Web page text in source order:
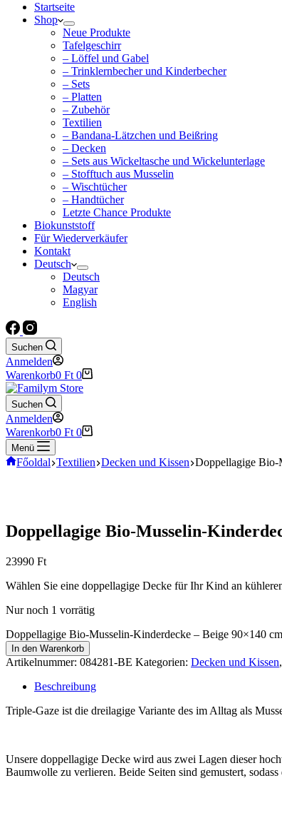
Startseite
Shop
Neue Produkte
Tafelgeschirr
– Löffel und Gabel
– Trinklernbecher und Kinderbecher
– Sets
– Platten
– Zubehör
Textilien
– Bandana-Lätzchen und Beißring
– Decken
– Sets aus Wickeltasche und Wickelunterlage
– Stofftuch aus Musselin
– Wischtücher
– Handtücher
Letzte Chance Produkte
Biokunststoff
Für Wiederverkäufer
Kontakt
Deutsch
Deutsch
Magyar
English
Suchen
Anmelden
Warenkorb0 Ft 0
Suchen
Anmelden
Warenkorb0 Ft 0
Menü
Főoldal Textilien Decken und Kissen Doppellagige Bio-
Doppellagige Bio-Musselin-
23990 Ft
Wählen Sie eine doppellagige Decke für Ihr Kind an
Nur noch 1 vorrätig
Doppellagige Bio-Musselin-Kinderdecke – Beige 90×140
In den Warenkorb
Artikelnummer: 084281-BE Kategorien: Decken und Kissen,
Beschreibung
Triple-Gaze ist die dreilagige Variante des im Alltag als
Unsere doppellagige Decke wird aus zwei Lagen dieser
Baumwolle zu verlieren. Beide Seiten sind gemustert,